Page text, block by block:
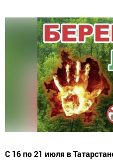
С 16 по 21 июля в